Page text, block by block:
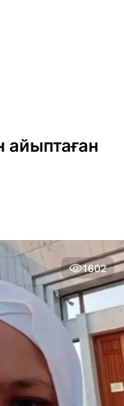
айыптаған
1602